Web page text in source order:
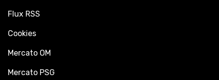
Flux RSS
Cookies
Mercato OM
Mercato PSG